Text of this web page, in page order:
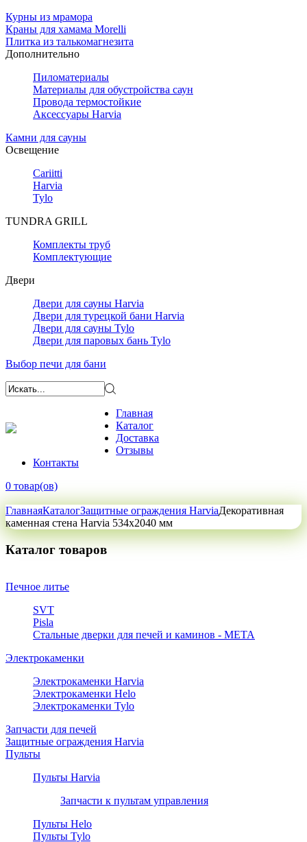
Курны из мрамора
Краны для хамама Morelli
Плитка из талькомагнезита
Дополнительно
Пиломатериалы
Материалы для обустройства саун
Провода термостойкие
Аксессуары Harvia
Камни для сауны
Освещение
Cariitti
Harvia
Tylo
TUNDRA GRILL
Комплекты труб
Комплектующие
Двери
Двери для сауны Harvia
Двери для турецкой бани Harvia
Двери для сауны Tylo
Двери для паровых бань Tylo
Выбор печи для бани
Главная
Каталог
Доставка
Отзывы
Контакты
0 товар(ов)
ГлавнаяКаталогЗащитные ограждения HarviaДекоративная
каменная стена Harvia 534х2040 мм
Каталог товаров
Печное литье
SVT
Pisla
Стальные дверки для печей и каминов - META
Электрокаменки
Электрокаменки Harvia
Электрокаменки Helo
Электрокаменки Tylo
Запчасти для печей
Защитные ограждения Harvia
Пульты
Пульты Harvia
Запчасти к пультам управления
Пульты Helo
Пульты Tylo